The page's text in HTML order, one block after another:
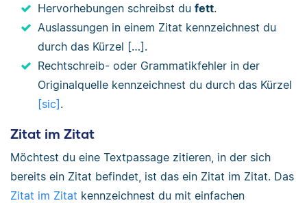
Hervorhebungen schreibst du fett.
Auslassungen in einem Zitat kennzeichnest du
durch das Kürzel […].
Rechtschreib- oder Grammatikfehler in der
Originalquelle kennzeichnest du durch das Kürzel
[sic].
Zitat im Zitat
Möchtest du eine Textpassage zitieren, in der sich
bereits ein Zitat befindet, ist das ein Zitat im Zitat. Das
Zitat im Zitat kennzeichnest du mit einfachen